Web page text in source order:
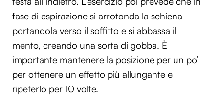
fase di espirazione si arrotonda la schiena
portandola verso il soffitto e si abbassa il
mento, creando una sorta di gobba. È
importante mantenere la posizione per un po’
per ottenere un effetto più allungante e
ripeterlo per 10 volte.